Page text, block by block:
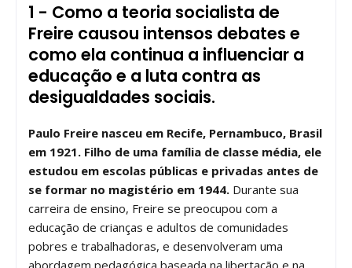
1 - Como a teoria socialista de
Freire causou intensos debates e
como ela continua a influenciar a
educação e a luta contra as
desigualdades sociais.
Paulo Freire nasceu em Recife, Pernambuco, Brasil
em 1921. Filho de uma família de classe média, ele
estudou em escolas públicas e privadas antes de
se formar no magistério em 1944. Durante sua
carreira de ensino, Freire se preocupou com a
educação de crianças e adultos de comunidades
pobres e trabalhadoras, e desenvolveram uma